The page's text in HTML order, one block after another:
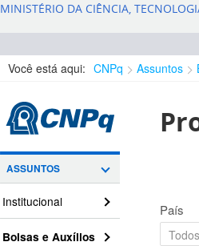
MINISTÉRIO DA CIÊNCIA,
Você está aqui: CNPq Assuntos
ASSUNTOS
Institucional
Bolsas e Auxílios
País